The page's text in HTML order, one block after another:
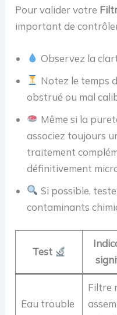
Pour valider votre
important de
Observez la
Notez le temps
obstrué ou mal
Même si la
associez toujours
traitement
définitivement
Si possible,
contaminants
Test
Eau trouble
Filtre